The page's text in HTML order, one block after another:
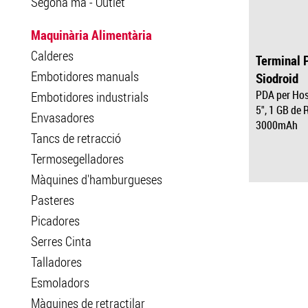
Maquinària Alimentària
Calderes
Embotidores manuals
Embotidores industrials
Envasadores
Tancs de retracció
Termosegelladores
Màquines d'hamburgueses
Pasteres
Picadores
Serres Cinta
Talladores
Esmoladors
Màquines de retractilar
Terminal
Siodroid
PDA per
5", 1 GB de
3000mAh